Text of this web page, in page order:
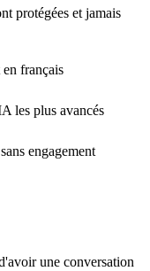
protégées et jamais
français
les plus avancés
engagement
une conversation